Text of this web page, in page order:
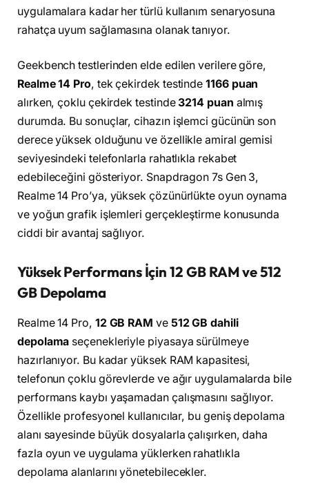
uygulamalara kadar her türlü kullanım senaryosuna
rahatça uyum sağlamasına olanak tanıyor.
Geekbench testlerinden elde edilen verilere göre,
Realme 14 Pro, tek çekirdek testinde1166 puan
alırken, çoklu çekirdek testinde3214 puan almış
durumda. Bu sonuçlar, cihazın işlemci gücünün son
derece yüksek olduğunu ve özellikle amiral gemisi
seviyesindeki telefonlarla rahatlıkla rekabet
edebileceğini gösteriyor. Snapdragon 7s Gen 3,
Realme 14 Pro’ya, yüksek çözünürlükte oyun oynama
ve yoğun grafik işlemleri gerçekleştirme konusunda
ciddi bir avantaj sağlıyor.
Yüksek Performans İçin 12 GB RAM ve 512
GB Depolama
Realme 14 Pro, 12 GB RAM ve 512 GB dahili
depolama seçenekleriyle piyasaya sürülmeye
hazırlanıyor. Bu kadar yüksek RAM kapasitesi,
telefonun çoklu görevlerde ve ağır uygulamalarda bile
performans kaybı yaşamadan çalışmasını sağlıyor.
Özellikle profesyonel kullanıcılar, bu geniş depolama
alanı sayesinde büyük dosyalarla çalışırken, daha
fazla oyun ve uygulama yüklerken rahatlıkla
depolama alanlarını yönetebilecekler.